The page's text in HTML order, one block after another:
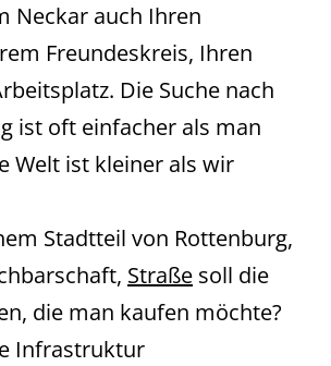
Neckar auch Ihren
Freundeskreis, Ihren
Die Suche nach
ist oft einfacher als man
Welt ist kleiner als wir
Stadtteil von Rottenburg,
Straße soll die
die man kaufen möchte?
Infrastruktur